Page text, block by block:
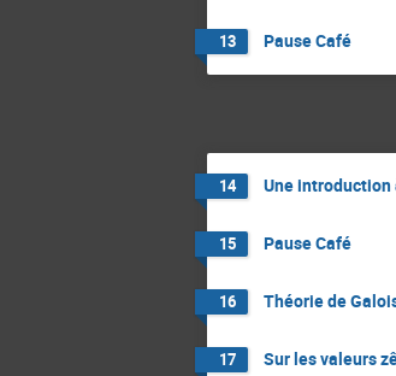
13 Pause Café
14 Une
15 Pause Café
16 Théorie de
17 Sur les valeurs